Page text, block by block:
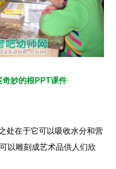
奇妙的根PPT课件
在于它可以吸收水分和营
以雕刻成艺术品供人们欣